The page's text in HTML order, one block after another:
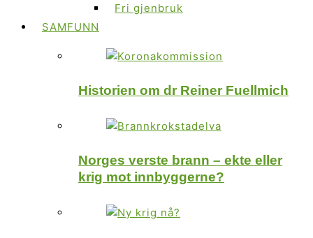
Fri gjenbruk
SAMFUNN
Historien om dr Reiner Fuellmich
Norges verste brann – ekte eller
krig mot innbyggerne?